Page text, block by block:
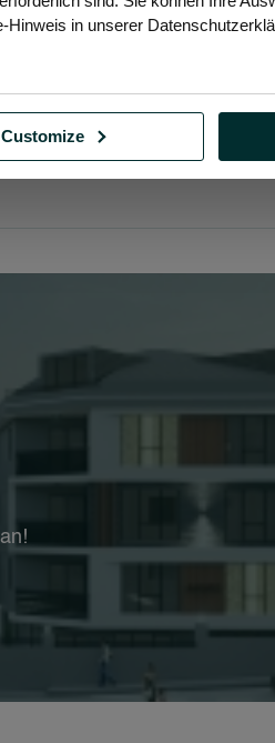
Projekt einzusehen, können Sie
und komfortables Leben in
Hinweis in unserer
Customize